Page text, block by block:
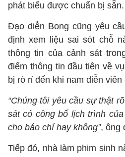
phát biểu được chuẩn bị sẵn.
Đạo diễn Bong cũng yêu
định xem liệu sai sót chỗ
thông tin của cảnh sát
điểm thông tin đầu tiên về
bị rò rỉ đến khi nam diễn viên
“Chúng tôi yêu cầu sự thật
sát có công bố lịch trình
cho báo chí hay không”, ông
Tiếp đó, nhà làm phim sinh